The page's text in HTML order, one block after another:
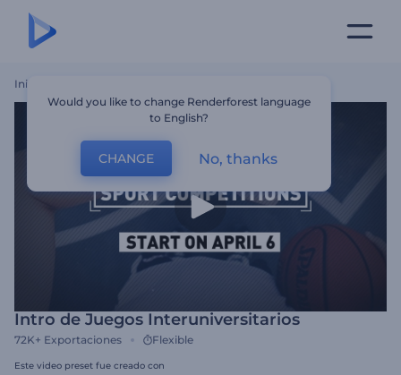
Inicio
Intro de Juegos Interuniversitarios
72K+ Exportaciones Flexible
Este video preset fue creado con
Would you like to change Renderforest language
to English?
CHANGE No, thanks